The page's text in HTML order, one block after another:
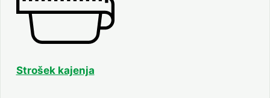
Strošek kajenja